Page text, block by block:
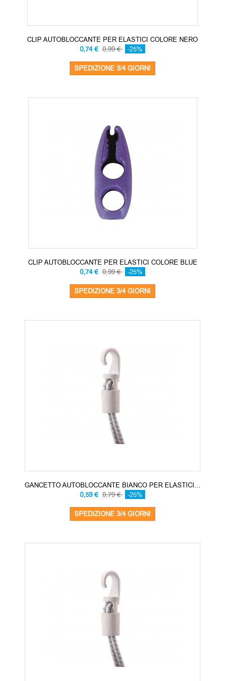
CLIP AUTOBLOCCANTE PER ELASTICI COLORE NERO
0,74 € 0,99 € -25%
SPEDIZIONE 3/4 GIORNI
CLIP AUTOBLOCCANTE PER ELASTICI COLORE BLUE
0,74 € 0,99 € -25%
SPEDIZIONE 3/4 GIORNI
GANCETTO AUTOBLOCCANTE BIANCO PER ELASTICI...
0,59 € 0,79 € -25%
SPEDIZIONE 3/4 GIORNI